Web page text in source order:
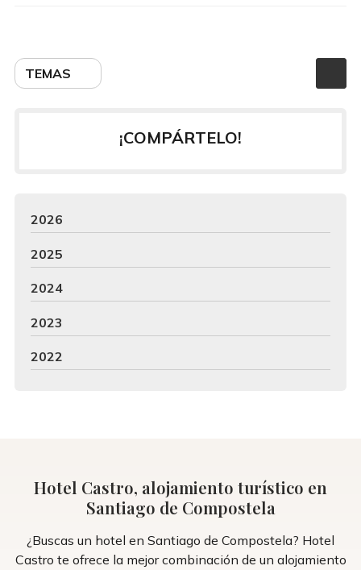
TEMAS
¡COMPÁRTELO!
2026
2025
2024
2023
2022
Hotel Castro, alojamiento turístico en
Santiago de Compostela
¿Buscas un hotel en Santiago de Compostela? Hotel
Castro te ofrece la mejor combinación de un alojamiento